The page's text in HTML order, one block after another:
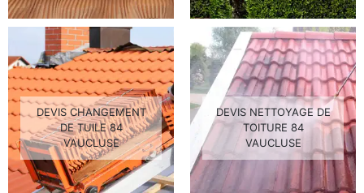
DEVIS CHANGEMENT
DE TUILE 84
VAUCLUSE
DEVIS NETTOYAGE DE
TOITURE 84
VAUCLUSE